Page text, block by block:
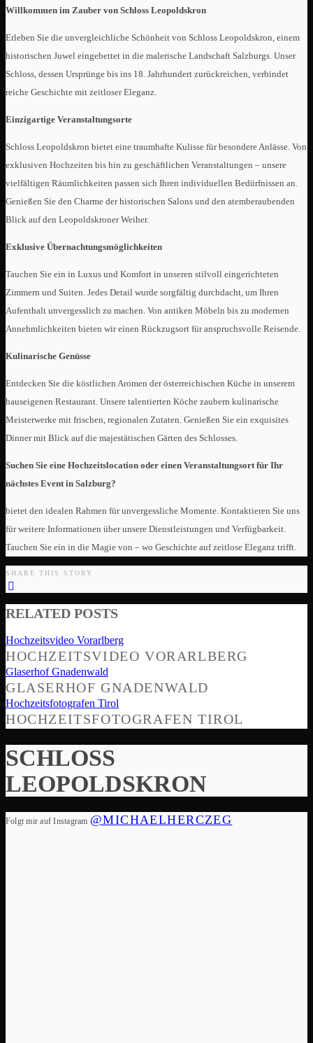
Willkommen im Zauber von Schloss Leopoldskron
Erleben Sie die unvergleichliche Schönheit von Schloss Leopoldskron, einem
historischen Juwel eingebettet in die malerische Landschaft Salzburgs. Unser
Schloss, dessen Ursprünge bis ins 18. Jahrhundert zurückreichen, verbindet
reiche Geschichte mit zeitloser Eleganz.
Einzigartige Veranstaltungsorte
Schloss Leopoldskron bietet eine traumhafte Kulisse für besondere Anlässe. Von
exklusiven Hochzeiten bis hin zu geschäftlichen Veranstaltungen – unsere
vielfältigen Räumlichkeiten passen sich Ihren individuellen Bedürfnissen an.
Genießen Sie den Charme der historischen Salons und den atemberaubenden
Blick auf den Leopoldskroner Weiher.
Exklusive Übernachtungsmöglichkeiten
Tauchen Sie ein in Luxus und Komfort in unseren stilvoll eingerichteten
Zimmern und Suiten. Jedes Detail wurde sorgfältig durchdacht, um Ihren
Aufenthalt unvergesslich zu machen. Von antiken Möbeln bis zu modernen
Annehmlichkeiten bieten wir einen Rückzugsort für anspruchsvolle Reisende.
Kulinarische Genüsse
Entdecken Sie die köstlichen Aromen der österreichischen Küche in unserem
hauseigenen Restaurant. Unsere talentierten Köche zaubern kulinarische
Meisterwerke mit frischen, regionalen Zutaten. Genießen Sie ein exquisites
Dinner mit Blick auf die majestätischen Gärten des Schlosses.
Suchen Sie eine Hochzeitslocation oder einen Veranstaltungsort für Ihr
nächstes Event in Salzburg?
bietet den idealen Rahmen für unvergessliche Momente. Kontaktieren Sie uns
für weitere Informationen über unsere Dienstleistungen und Verfügbarkeit.
Tauchen Sie ein in die Magie von – wo Geschichte auf zeitlose Eleganz trifft.
SHARE THIS STORY
RELATED POSTS
Hochzeitsvideo Vorarlberg
HOCHZEITSVIDEO VORARLBERG
Glaserhof Gnadenwald
GLASERHOF GNADENWALD
Hochzeitsfotografen Tirol
HOCHZEITSFOTOGRAFEN TIROL
SCHLOSS
LEOPOLDSKRON
Folgt mir auf Instagram @MICHAELHERCZEG